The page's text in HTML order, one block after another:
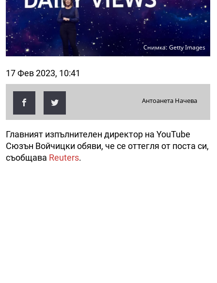
Снимка: Getty Images
17 Фев 2023, 10:41
Антоанета Начева
Главният изпълнителен директор на YouTube
Сюзън Войчицки обяви, че се оттегля от поста си,
съобщава Reuters.